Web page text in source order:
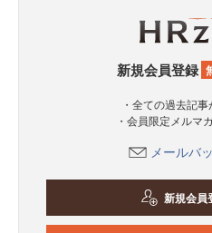
新規会員登録
・全ての過去記
・会員限定メルマ
メールバ
新規会員